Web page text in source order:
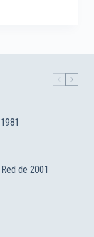
de 2001